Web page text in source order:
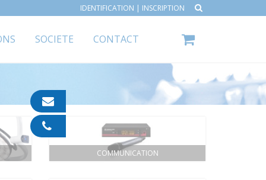
IDENTIFICATION | INSCRIPTION
SOCIETE CONTACT
COMMUNICATION
pharma.com
91
05